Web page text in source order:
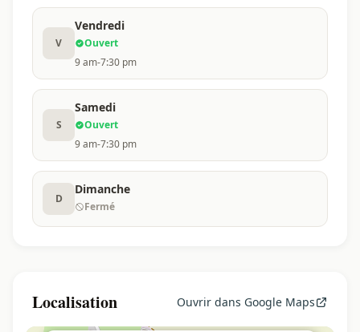
V
Vendredi
Ouvert
9 am-7:30 pm
S
Samedi
Ouvert
9 am-7:30 pm
D
Dimanche
Fermé
Localisation Ouvrir dans Google Maps